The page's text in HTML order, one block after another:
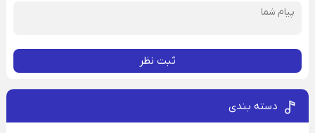
ثبت نظر
دسته بندی